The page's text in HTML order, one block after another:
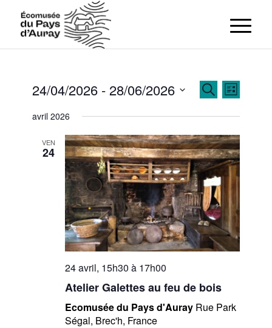
et
navigation
de
vues
Recherche
de
Liste
24/04/2026 - 28/06/2026
une
date.
avril 2026
VEN
24
24 avril, 15h30 à 17h00
Atelier Galettes au feu de bois
Ecomusée du Pays d'Auray Rue Park
Ségal, Brec'h, France